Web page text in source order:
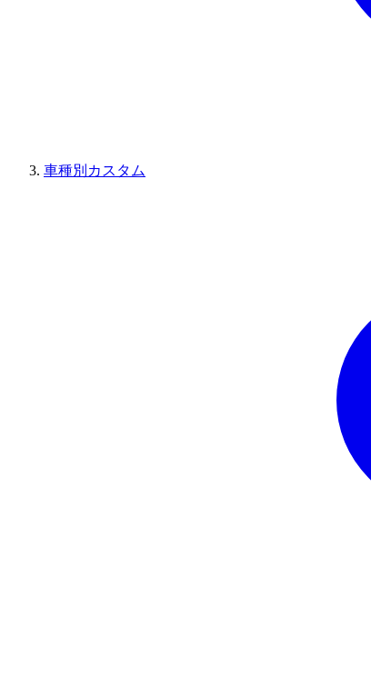
車種別カスタム